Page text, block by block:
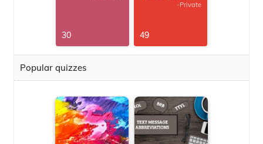
30
-Private
49
Popular quizzes